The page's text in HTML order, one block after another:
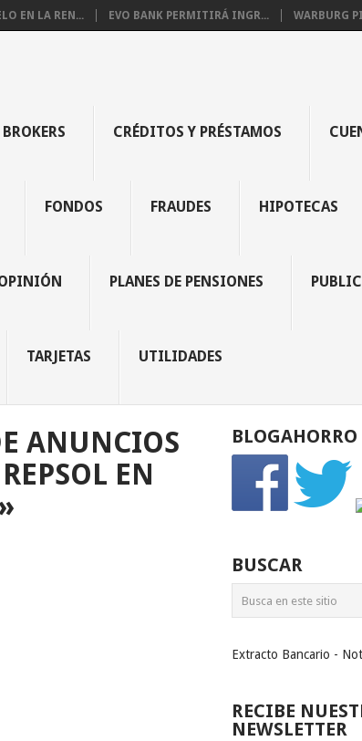
EN LA REN... EVO BANK PERMITIRÁ INGR... WARBURG
BROKERS CRÉDITOS Y PRÉSTAMOS
FONDOS FRAUDES HIPOTECAS
PLANES DE PENSIONES
TARJETAS UTILIDADES
ANUNCIOS
EN
BLOGAHORRO
BUSCAR
Extracto Bancario -
RECIBE
NEWSLETTER